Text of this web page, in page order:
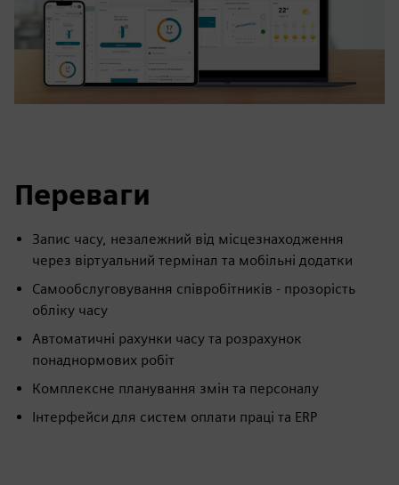
Переваги
Запис часу, незалежний від місцезнаходження
через віртуальний термінал та мобільні додатки
Самообслуговування співробітників - прозорість
обліку часу
Автоматичні рахунки часу та розрахунок
понаднормових робіт
Комплексне планування змін та персоналу
Інтерфейси для систем оплати праці та ERP